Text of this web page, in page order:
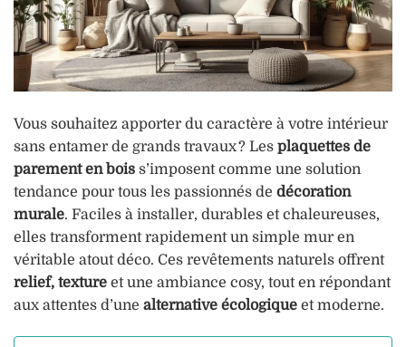
Vous souhaitez apporter du caractère à votre intérieur
sans entamer de grands travaux ? Les plaquettes de
parement en bois s’imposent comme une solution
tendance pour tous les passionnés de décoration
murale. Faciles à installer, durables et chaleureuses,
elles transforment rapidement un simple mur en
véritable atout déco. Ces revêtements naturels offrent
relief, texture et une ambiance cosy, tout en répondant
aux attentes d’une alternative écologique et moderne.